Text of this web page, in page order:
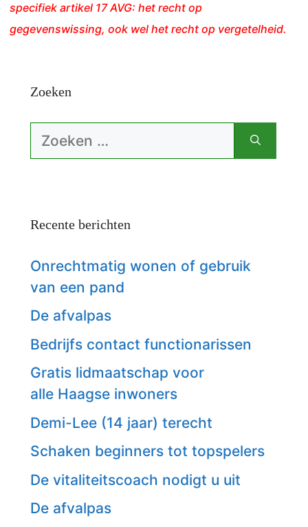
specifiek artikel 17 AVG: het recht op
gegevenswissing, ook wel het recht op vergetelheid.
Zoeken
Zoek
Recente berichten
Onrechtmatig wonen of gebruik
van een pand
De afvalpas
Bedrijfs contact functionarissen
Gratis lidmaatschap voor
alle Haagse inwoners
Demi-Lee (14 jaar) terecht
Schaken beginners tot topspelers
De vitaliteitscoach nodigt u uit
De afvalpas